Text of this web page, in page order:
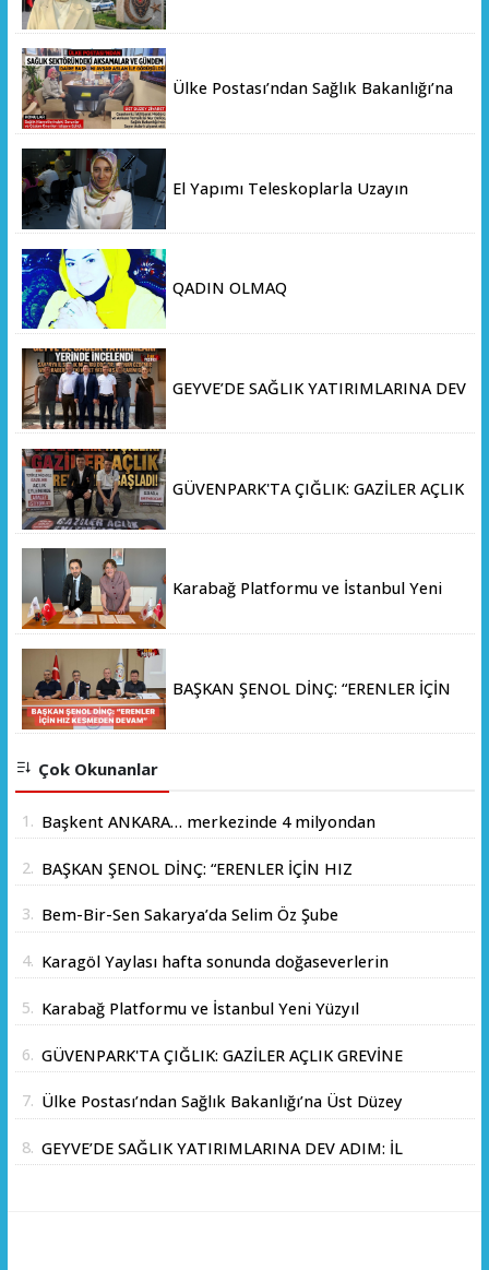
Ülke Postası’ndan Sağlık Bakanlığı’na
El Yapımı Teleskoplarla Uzayın
QADIN OLMAQ
GEYVE’DE SAĞLIK YATIRIMLARINA DEV
KAYHAN ÖZDEMİR VE SAHA HEYETİ
GÜVENPARK'TA ÇIĞLIK: GAZİLER AÇLIK
Karabağ Platformu ve İstanbul Yeni
BAŞKAN ŞENOL DİNÇ: “ERENLER İÇİN
Çok Okunanlar
1. Başkent ANKARA… merkezinde 4 milyondan
2. BAŞKAN ŞENOL DİNÇ: “ERENLER İÇİN HIZ
3. Bem-Bir-Sen Sakarya’da Selim Öz Şube
4. Karagöl Yaylası hafta sonunda doğaseverlerin
5. Karabağ Platformu ve İstanbul Yeni Yüzyıl
Memorandumu İmzalandı
6. GÜVENPARK'TA ÇIĞLIK: GAZİLER AÇLIK GREVİNE
7. Ülke Postası’ndan Sağlık Bakanlığı’na Üst Düzey
8. GEYVE’DE SAĞLIK YATIRIMLARINA DEV ADIM: İL